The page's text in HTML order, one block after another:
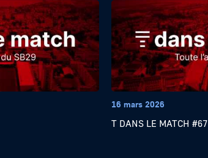
16 mars 2026
T DANS LE MATCH #67